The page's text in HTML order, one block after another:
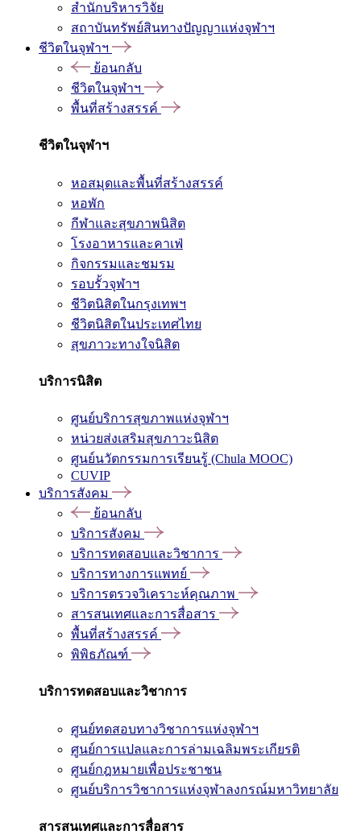
สำนักบริหารวิจัย
สถาบันทรัพย์สินทางปัญญาแห่งจุฬาฯ
ชีวิตในจุฬาฯ
ย้อนกลับ
ชีวิตในจุฬาฯ
พื้นที่สร้างสรรค์
ชีวิตในจุฬาฯ
หอสมุดและพื้นที่สร้างสรรค์
หอพัก
กีฬาและสุขภาพนิสิต
โรงอาหารและคาเฟ่
กิจกรรมและชมรม
รอบรั้วจุฬาฯ
ชีวิตนิสิตในกรุงเทพฯ
ชีวิตนิสิตในประเทศไทย
สุขภาวะทางใจนิสิต
บริการนิสิต
ศูนย์บริการสุขภาพแห่งจุฬาฯ
หน่วยส่งเสริมสุขภาวะนิสิต
ศูนย์นวัตกรรมการเรียนรู้ (Chula MOOC)
CUVIP
บริการสังคม
ย้อนกลับ
บริการสังคม
บริการทดสอบและวิชาการ
บริการทางการแพทย์
บริการตรวจวิเคราะห์คุณภาพ
สารสนเทศและการสื่อสาร
พื้นที่สร้างสรรค์
พิพิธภัณฑ์
บริการทดสอบและวิชาการ
ศูนย์ทดสอบทางวิชาการแห่งจุฬาฯ
ศูนย์การแปลและการล่ามเฉลิมพระเกียรติ
ศูนย์กฎหมายเพื่อประชาชน
ศูนย์บริการวิชาการแห่งจุฬาลงกรณ์มหาวิทยาลัย
สารสนเทศและการสื่อสาร